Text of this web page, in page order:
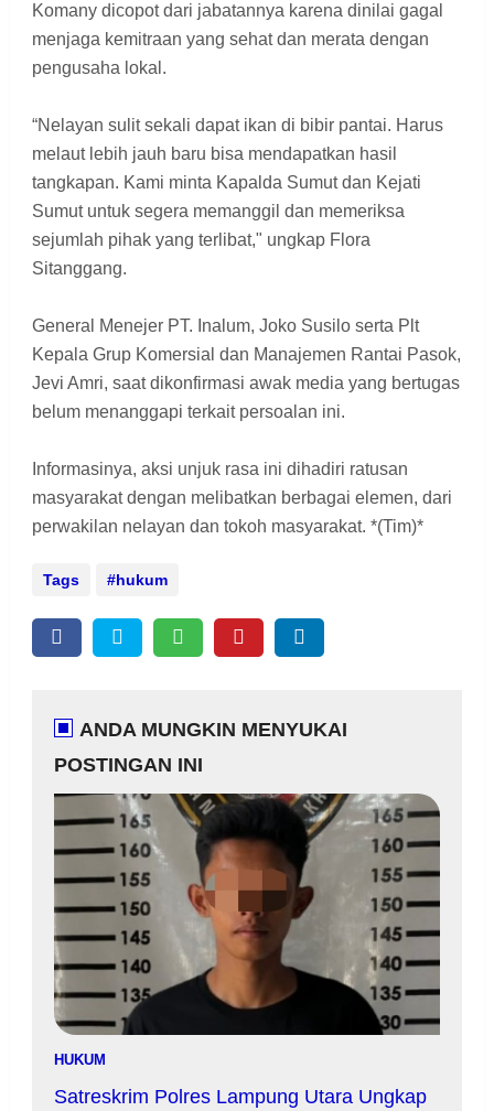
Komany dicopot dari jabatannya karena dinilai gagal
menjaga kemitraan yang sehat dan merata dengan
pengusaha lokal.
“Nelayan sulit sekali dapat ikan di bibir pantai. Harus
melaut lebih jauh baru bisa mendapatkan hasil
tangkapan. Kami minta Kapalda Sumut dan Kejati
Sumut untuk segera memanggil dan memeriksa
sejumlah pihak yang terlibat," ungkap Flora
Sitanggang.
General Menejer PT. Inalum, Joko Susilo serta Plt
Kepala Grup Komersial dan Manajemen Rantai Pasok,
Jevi Amri, saat dikonfirmasi awak media yang bertugas
belum menanggapi terkait persoalan ini.
Informasinya, aksi unjuk rasa ini dihadiri ratusan
masyarakat dengan melibatkan berbagai elemen, dari
perwakilan nelayan dan tokoh masyarakat. *(Tim)*
Tags hukum
ANDA MUNGKIN MENYUKAI
POSTINGAN INI
HUKUM
Satreskrim Polres Lampung Utara Ungkap